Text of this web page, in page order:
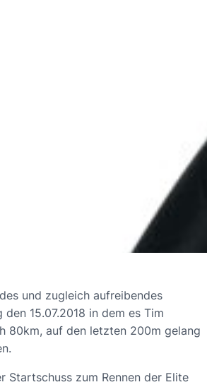
und zugleich aufreibendes
den 15.07.2018 in dem es Tim
80km, auf den letzten 200m gelang
Startschuss zum Rennen der Elite